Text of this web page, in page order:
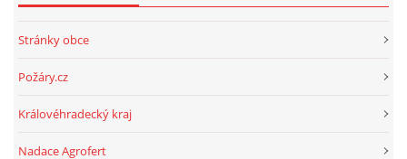
Stránky obce
Požáry.cz
Královéhradecký kraj
Nadace Agrofert